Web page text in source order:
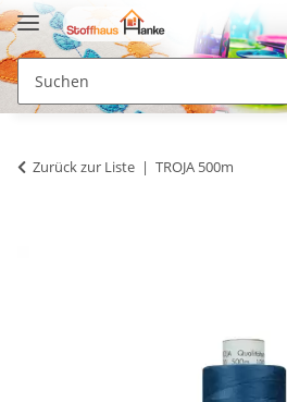
Zurück zur Liste TROJA 500m